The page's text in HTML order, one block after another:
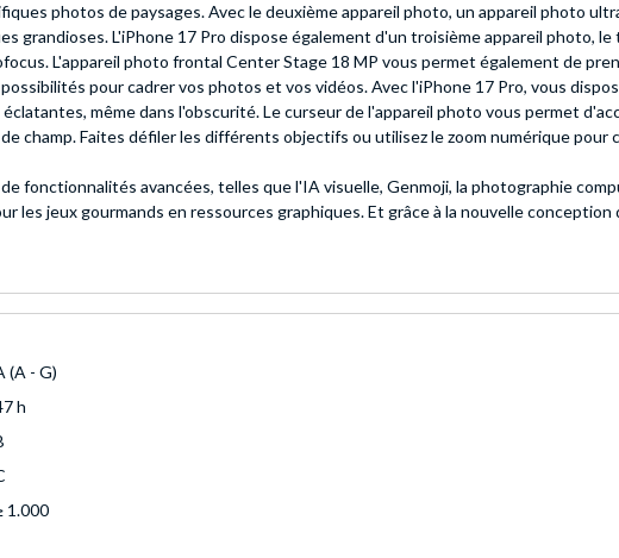
photos de paysages. Avec le deuxième appareil photo, un appareil photo
grandioses. L'iPhone 17 Pro dispose également d'un troisième appareil photo,
L'appareil photo frontal Center Stage 18 MP vous permet également de
pour cadrer vos photos et vos vidéos. Avec l'iPhone 17 Pro, vous
même dans l'obscurité. Le curseur de l'appareil photo vous permet
champ. Faites défiler les différents objectifs ou utilisez le zoom numérique pour
fonctionnalités avancées, telles que l'IA visuelle, Genmoji, la photographie
les jeux gourmands en ressources graphiques. Et grâce à la nouvelle
(A - G)
h
1.000